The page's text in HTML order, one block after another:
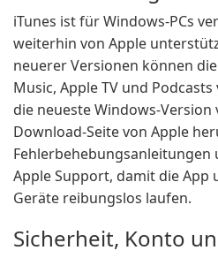
iTunes ist für Windows-PCs
weiterhin von Apple
neuerer Versionen können
Music, Apple TV und
die neueste Windows-
Download-Seite von Apple
Fehlerbehebungsanleitungen
Apple Support, damit die App
Geräte reibungslos laufen.
Sicherheit, Konto